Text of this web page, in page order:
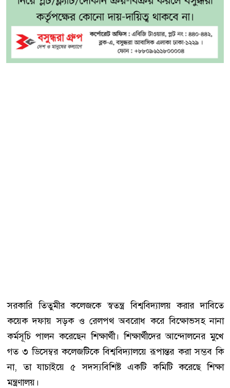
সরকারি তিতুমীর কলেজকে স্বতন্ত্র বিশ্ববিদ্যালয় করার দাবিতে
কয়েক দফায় সড়ক ও রেলপথ অবরোধ করে বিক্ষোভসহ নানা
কর্মসূচি পালন করেছেন শিক্ষার্থী। শিক্ষার্থীদের আন্দোলনের মুখে
গত ৩ ডিসেম্বর কলেজটিকে বিশ্ববিদ্যালয়ে রূপান্তর করা সম্ভব কি
না, তা যাচাইয়ে ৫ সদস্যবিশিষ্ট একটি কমিটি করেছে শিক্ষা
মন্ত্রণালয়।